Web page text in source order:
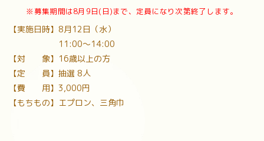
※募集期間は8月9日(日)まで、定員になり次第終了します。
【実施日時】8月12日（水）
11:00〜14:00
【対 象】16歳以上の方
【定 員】抽選 8人
【費 用】3,000円
【もちもの】エプロン、三角巾